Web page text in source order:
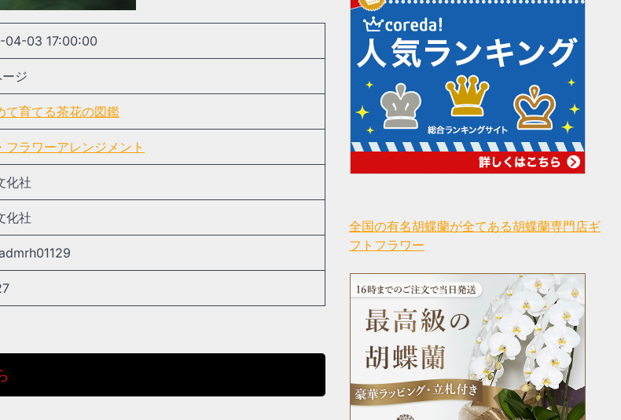
04-03 17:00:00
ジ
て育てる茶花の図鑑
フラワーアレンジメント
化社
化社
全国の有名胡蝶蘭が全てある胡蝶蘭専門店ギ
フトフラワー